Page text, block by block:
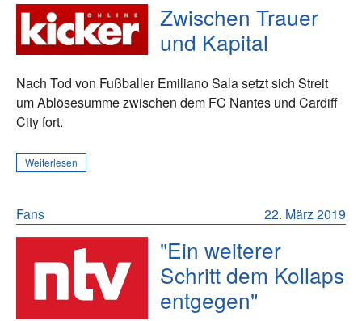
Zwischen Trauer
und Kapital
Nach Tod von Fußballer Emiliano Sala setzt sich Streit
um Ablösesumme zwischen dem FC Nantes und Cardiff
City fort.
Weiterlesen
22. März 2019
Fans
"Ein weiterer
Schritt dem Kollaps
entgegen"